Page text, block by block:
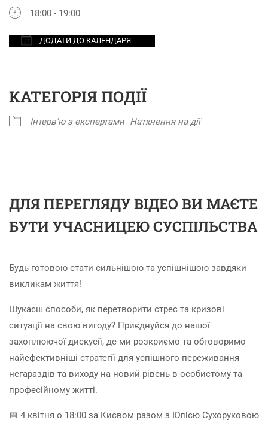
18:00 - 19:00
ДОДАТИ ДО КАЛЕНДАРЯ
КАТЕГОРІЯ ПОДІЇ
Інтерв'ю з експертами Натхнення на дії
ДЛЯ ПЕРЕГЛЯДУ ВІДЕО ВИ МАЄТЕ
БУТИ УЧАСНИЦЕЮ СУСПІЛЬСТВА
Будь готовою стати сильнішою та успішнішою завдяки
викликам життя!
Шукаєш способи, як перетворити стрес та кризові
ситуації на свою вигоду? Приєднуйся до нашої
захоплюючої дискусії, де ми розкриємо та обговоримо
найефективніші стратегії для успішного переживання
негараздів та виходу на новий рівень в особистому та
професійному житті.
📅 4 квітня о 18:00 за Києвом разом з Юлією Сухоруковою